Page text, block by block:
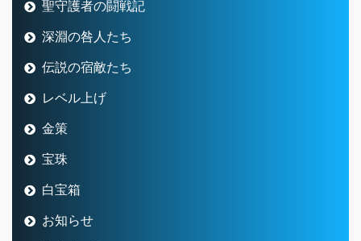
聖守護者の闘戦記
深淵の咎人たち
伝説の宿敵たち
レベル上げ
金策
宝珠
白宝箱
お知らせ